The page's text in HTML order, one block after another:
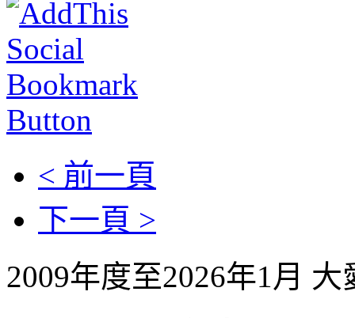
< 前一頁
下一頁 >
2009年度至2026年1月